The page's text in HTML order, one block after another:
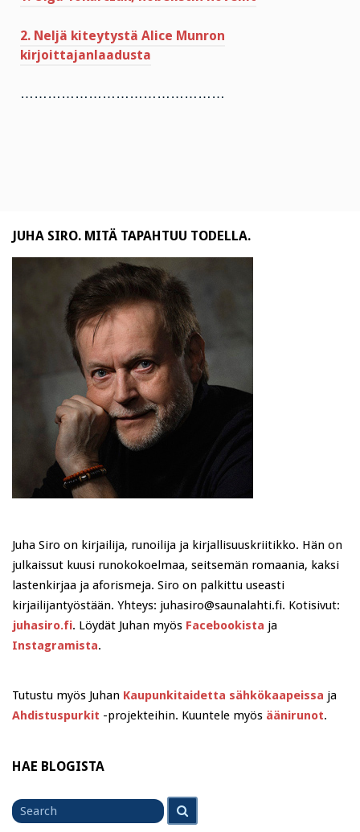
2. Neljä kiteytystä Alice Munron
kirjoittajanlaadusta
………………………………………
JUHA SIRO. MITÄ TAPAHTUU TODELLA.
Juha Siro on kirjailija, runoilija ja kirjallisuuskriitikko. Hän on
julkaissut kuusi runokokoelmaa, seitsemän romaania, kaksi
lastenkirjaa ja aforismeja. Siro on palkittu useasti
kirjailijantyöstään. Yhteys: juhasiro@saunalahti.fi. Kotisivut:
juhasiro.fi. Löydät Juhan myös Facebookista ja
Instagramista.
Tutustu myös Juhan Kaupunkitaidetta sähkökaapeissa ja
Ahdistuspurkit -projekteihin. Kuuntele myös äänirunot.
HAE BLOGISTA
Search
for